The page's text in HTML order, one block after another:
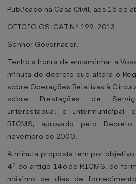
Publicado na Casa Civil, aos 15 de
OFÍCIO GS-CAT Nº 199-2013
Senhor Governador,
Tenho a honra de encaminhar a
minuta de decreto que altera o
sobre Operações Relativas à
sobre Prestações de
Interestadual e Intermunicipal
RICMS, aprovado pelo
novembro de 2000.
A minuta proposta tem por
4º do artigo 146 do RICMS, de
máximo de dias de